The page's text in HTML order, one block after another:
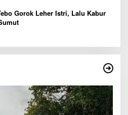
Gorok Leher Istri, Lalu Kabur